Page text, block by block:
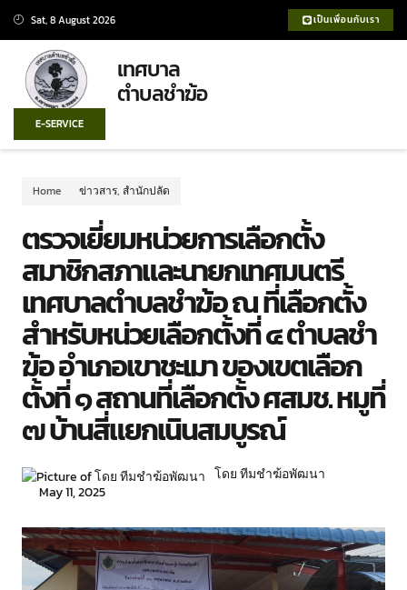
Sat, 8 August 2026 เป็นเพื่อนกับเรา
เทศบาล
ตำบลชำฆ้อ
E-SERVICE
Home ข่าวสาร, สำนักปลัด
ตรวจเยี่ยมหน่วยการเลือกตั้ง
สมาชิกสภาและนายกเทศมนตรี
เทศบาลตำบลชำฆ้อ ณ ที่เลือกตั้ง
สำหรับหน่วยเลือกตั้งที่ ๔ ตำบลชำ
ฆ้อ อำเภอเขาชะเมา ของเขตเลือก
ตั้งที่ ๑ สถานที่เลือกตั้ง ศสมช. หมูที่
๗ บ้านสี่แยกเนินสมบูรณ์
โดย ทีมชำฆ้อพัฒนา
May 11, 2025